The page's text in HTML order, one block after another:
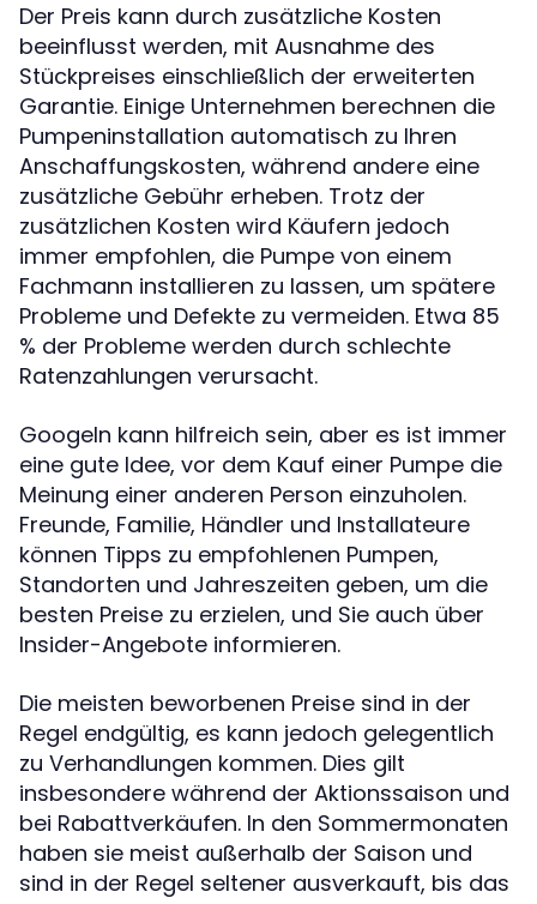
Der Preis kann durch zusätzliche Kosten
beeinflusst werden, mit Ausnahme des
Stückpreises einschließlich der erweiterten
Garantie. Einige Unternehmen berechnen die
Pumpeninstallation automatisch zu Ihren
Anschaffungskosten, während andere eine
zusätzliche Gebühr erheben. Trotz der
zusätzlichen Kosten wird Käufern jedoch
immer empfohlen, die Pumpe von einem
Fachmann installieren zu lassen, um spätere
Probleme und Defekte zu vermeiden. Etwa 85
% der Probleme werden durch schlechte
Ratenzahlungen verursacht.
Googeln kann hilfreich sein, aber es ist immer
eine gute Idee, vor dem Kauf einer Pumpe die
Meinung einer anderen Person einzuholen.
Freunde, Familie, Händler und Installateure
können Tipps zu empfohlenen Pumpen,
Standorten und Jahreszeiten geben, um die
besten Preise zu erzielen, und Sie auch über
Insider-Angebote informieren.
Die meisten beworbenen Preise sind in der
Regel endgültig, es kann jedoch gelegentlich
zu Verhandlungen kommen. Dies gilt
insbesondere während der Aktionssaison und
bei Rabattverkäufen. In den Sommermonaten
haben sie meist außerhalb der Saison und
sind in der Regel seltener ausverkauft, bis das